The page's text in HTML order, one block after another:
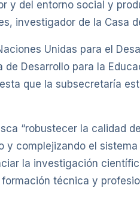
y del entorno social y
investigador de la Casa
Unidas para el
Desarrollo para la
que la subsecretaría
“robustecer la calidad
complejizando el
la investigación
técnica y